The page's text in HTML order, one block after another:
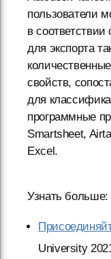
пользователи
в
для экспорта
свойств,
для
программные
Smartsheet,
Excel.
Узнать больше:
University